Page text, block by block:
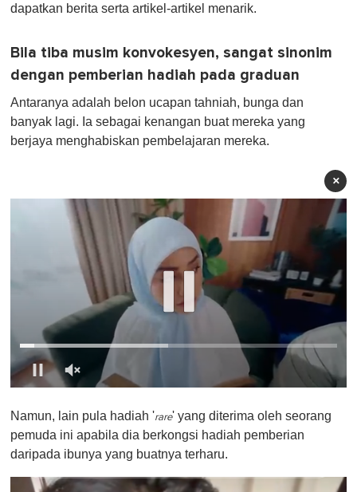
dapatkan berita serta artikel-artikel menarik.
Bila tiba musim konvokesyen, sangat sinonim
dengan pemberian hadiah pada graduan
Antaranya adalah belon ucapan tahniah, bunga dan
banyak lagi. Ia sebagai kenangan buat mereka yang
berjaya menghabiskan pembelajaran mereka.
×
f
1
m
i
Namun, lain pula hadiah 'rare' yang diterima oleh seorang
pemuda ini apabila dia berkongsi hadiah pemberian
daripada ibunya yang buatnya terharu.